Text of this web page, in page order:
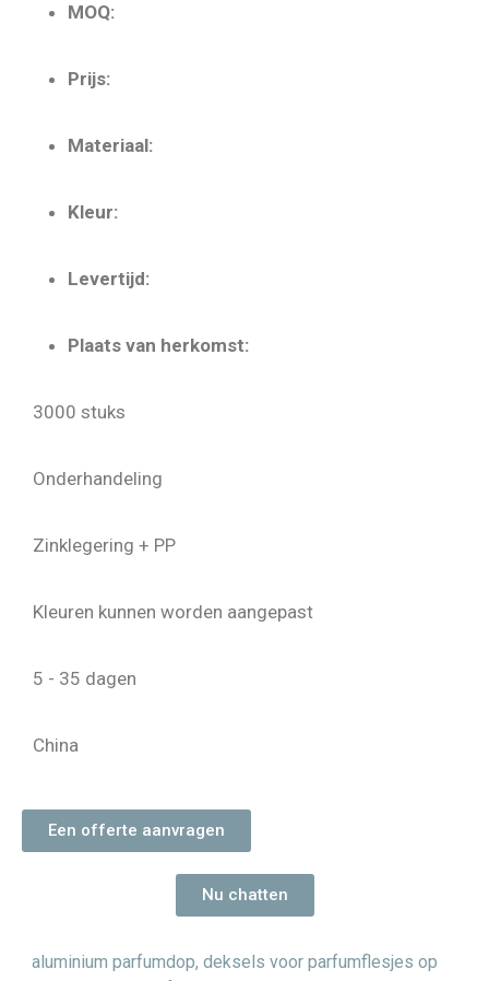
MOQ:
Prijs:
Materiaal:
Kleur:
Levertijd:
Plaats van herkomst:
3000 stuks
Onderhandeling
Zinklegering + PP
Kleuren kunnen worden aangepast
5 - 35 dagen
China
Een offerte aanvragen
Nu chatten
aluminium parfumdop, deksels voor parfumflesjes op